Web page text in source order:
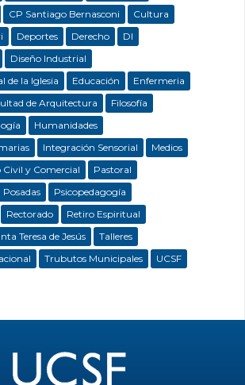
CP Santiago Bernasconi
Cultura
Deportes Derecho
DI
Diseño Industrial
de la Iglesia
Educación
Enfermeria
de Arquitectura
Filosofía
Humanidades
Integración Sensorial
Medios
Civil y Comercial
Pastoral
Posadas
Psicopedagogía
Rectorado
Retiro Espiritual
Teresa de Jesús
Talleres
Trubutos Municipales UCSF